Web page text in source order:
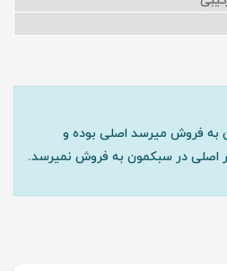
به فروش میرسد اصلی بوده و
اصلی در سبکمون به فروش نمیرسد.